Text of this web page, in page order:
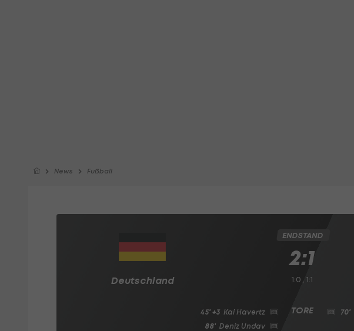
News Fußball
Deutschland
ENDSTAND
2:1
1:0 , 1:1
45' +3 Kai Havertz
88' Deniz Undav
70'